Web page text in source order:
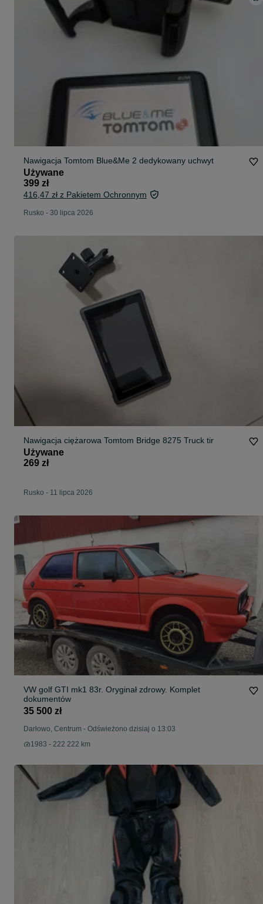
Nawigacja Tomtom Blue&Me 2 dedykowany uchwyt
Używane
399 zł
416,47 zł z Pakietem Ochronnym
Rusko - 30 lipca 2026
Nawigacja ciężarowa Tomtom Bridge 8275 Truck tir
Używane
269 zł
Rusko - 11 lipca 2026
VW golf GTI mk1 83r. Oryginał zdrowy. Komplet
dokumentów
35 500 zł
Darłowo, Centrum - Odświeżono dzisiaj o 13:03
1983 - 222 222 km